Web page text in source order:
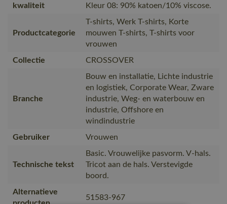
kwaliteit
Kleur 08: 90% katoen/10% viscose.
Productcategorie
T-shirts, Werk T-shirts, Korte
mouwen T-shirts, T-shirts voor
vrouwen
Collectie
CROSSOVER
Branche
Bouw en installatie, Lichte industrie
en logistiek, Corporate Wear, Zware
industrie, Weg- en waterbouw en
industrie, Offshore en
windindustrie
Gebruiker
Vrouwen
Technische tekst
Basic. Vrouwelijke pasvorm. V-hals.
Tricot aan de hals. Verstevigde
boord.
Alternatieve
51583-967